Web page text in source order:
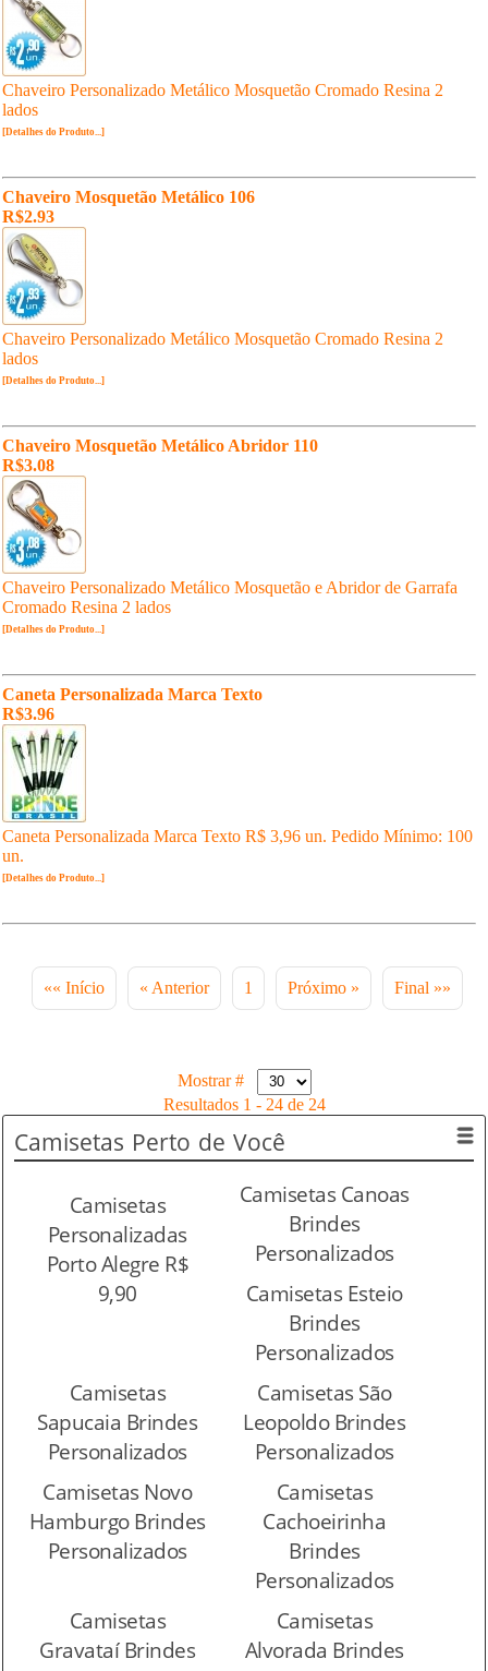
Chaveiro Personalizado Metálico Mosquetão Cromado Resina 2
lados
[Detalhes do Produto...]
Chaveiro Mosquetão Metálico 106
R$2.93
Chaveiro Personalizado Metálico Mosquetão Cromado Resina 2
lados
[Detalhes do Produto...]
Chaveiro Mosquetão Metálico Abridor 110
R$3.08
Chaveiro Personalizado Metálico Mosquetão e Abridor de Garrafa
Cromado Resina 2 lados
[Detalhes do Produto...]
Caneta Personalizada Marca Texto
R$3.96
Caneta Personalizada Marca Texto R$ 3,96 un. Pedido Mínimo: 100
un.
[Detalhes do Produto...]
«« Início « Anterior 1 Próximo » Final »»
Mostrar #
Resultados 1 - 24 de 24
Camisetas Perto de Você
Camisetas
Personalizadas
Porto Alegre R$
9,90
Camisetas Canoas
Brindes
Personalizados
Camisetas Esteio
Brindes
Personalizados
Camisetas
Sapucaia Brindes
Personalizados
Camisetas São
Leopoldo Brindes
Personalizados
Camisetas Novo
Hamburgo Brindes
Personalizados
Camisetas
Cachoeirinha
Brindes
Personalizados
Camisetas
Gravataí Brindes
Camisetas
Alvorada Brindes